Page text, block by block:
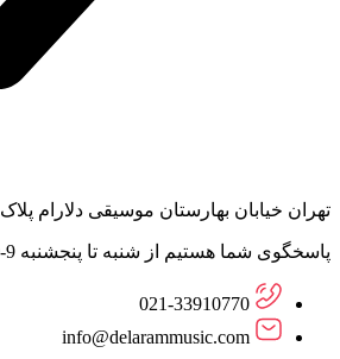
تهران خیابان بهارستان موسیقی دلارام پلاک 66
پاسخگوی شما هستیم از شنبه تا پنجشنبه 9-19
021-33910770
info@delarammusic.com